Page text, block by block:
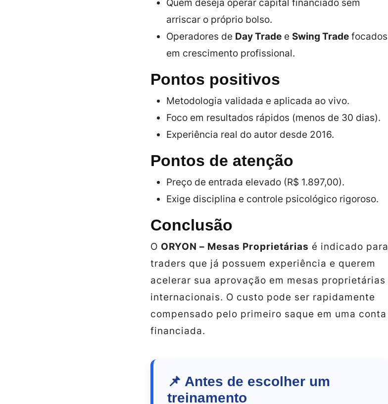
Quem deseja operar capital financiado sem
arriscar o próprio bolso.
Operadores de Day Trade e Swing Trade focados
em crescimento profissional.
Pontos positivos
Metodologia validada e aplicada ao vivo.
Foco em resultados rápidos (menos de 30 dias).
Experiência real do autor desde 2016.
Pontos de atenção
Preço de entrada elevado (R$ 1.897,00).
Exige disciplina e controle psicológico rigoroso.
Conclusão
O ORYON – Mesas Proprietárias é indicado para
traders que já possuem experiência e querem
acelerar sua aprovação em mesas proprietárias
internacionais. O custo pode ser rapidamente
compensado pelo primeiro saque em uma conta
financiada.
📌 Antes de escolher um
treinamento